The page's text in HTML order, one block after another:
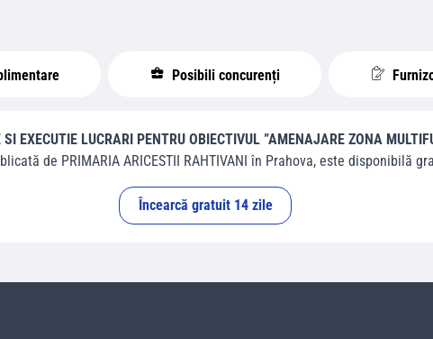
Posibili concurenți
SI EXECUTIE LUCRARI PENTRU OBIECTIVUL ”AMENAJARE ZONA
de PRIMARIA ARICESTII RAHTIVANI în Prahova, este disponibilă
Încearcă gratuit 14 zile